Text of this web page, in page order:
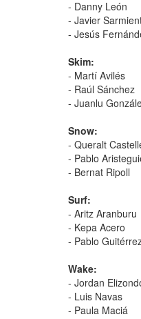
- Danny León
- Javier
- Jesús
Skim:
- Martí Avilés
- Raúl Sánchez
- Juanlu
Snow:
- Queralt
- Pablo
- Bernat Ripoll
Surf:
- Aritz Aranburu
- Kepa Acero
- Pablo
Wake:
- Jordan
- Luis Navas
- Paula Maciá